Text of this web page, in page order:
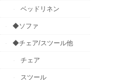
ベッドリネン
◆ソファ
◆チェア/スツール他
チェア
スツール